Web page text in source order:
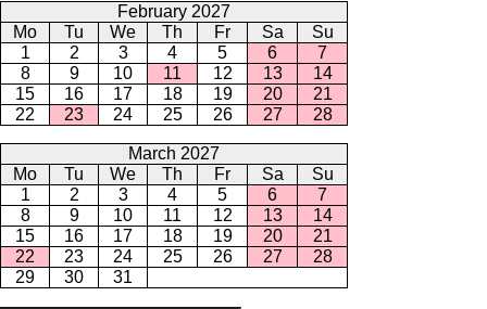
February 2027
Mo
Tu We Th Fr Sa
Su
1
2 3 4 5 6
7
8
9 10 11 12 13
14
15
16 17 18 19 20
21
22
23 24 25 26 27 28
March 2027
Mo
Tu We Th Fr Sa
Su
1
2 3 4 5 6
7
8
9 10 11 12 13
14
15
16 17 18 19 20
21
22
23 24 25 26 27
28
29
30 31